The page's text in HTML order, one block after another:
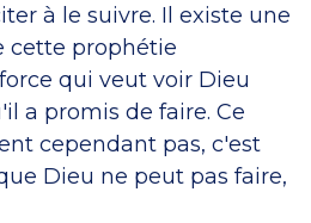
à le suivre. Il existe une
cette prophétie
qui veut voir Dieu
a promis de faire. Ce
cependant pas, c'est
Dieu ne peut pas faire,